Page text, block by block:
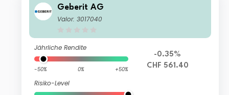
Geberit AG
Valor: 3017040
Jährliche Rendite
-50% 0% +50%
Risiko-Level
-0.35%
CHF 561.40